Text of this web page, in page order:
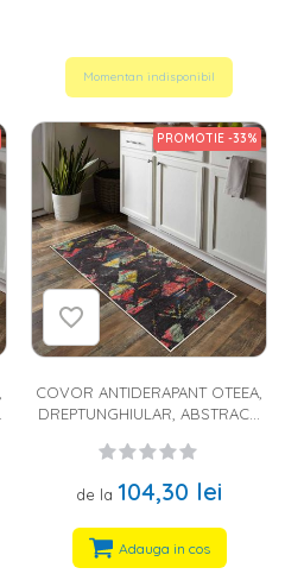
Momentan indisponibil
PROMOTIE -33%
COVOR ANTIDERAPANT OTEEA,
DREPTUNGHIULAR, ABSTRACT,
de la 104,30 lei
Adauga in cos